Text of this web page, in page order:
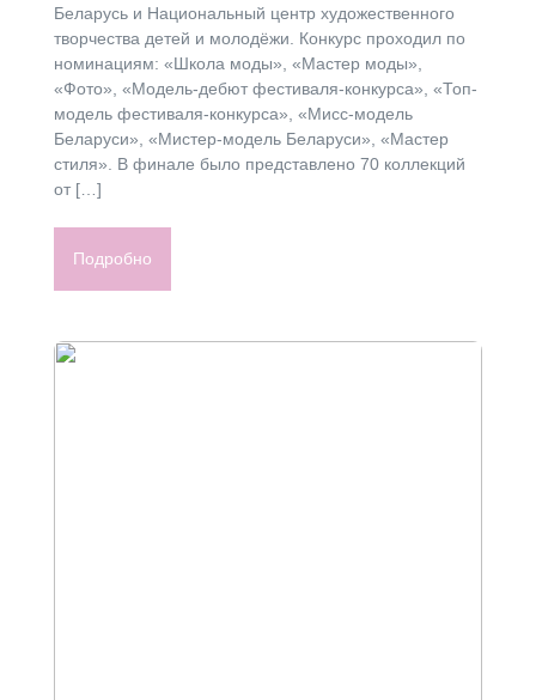
Беларусь и Национальный центр художественного
творчества детей и молодёжи. Конкурс проходил по
номинациям: «Школа моды», «Мастер моды»,
«Фото», «Модель-дебют фестиваля-конкурса», «Топ-
модель фестиваля-конкурса», «Мисс-модель
Беларуси», «Мистер-модель Беларуси», «Мастер
стиля». В финале было представлено 70 коллекций
от […]
Подробно